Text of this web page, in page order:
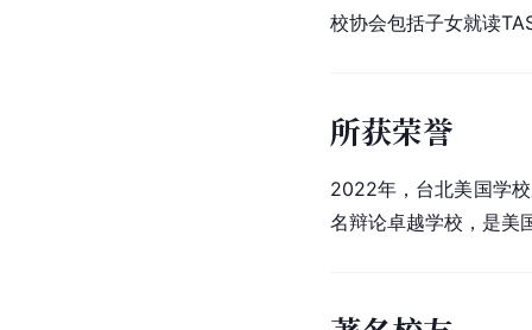
校协会包括子女就读
所获荣誉
2022年，台北美国学
名辩论卓越学校，是美